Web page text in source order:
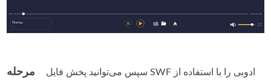
مرحله
سپس می‌توانید پخش فایل SWF ادوبی را با استفاده از